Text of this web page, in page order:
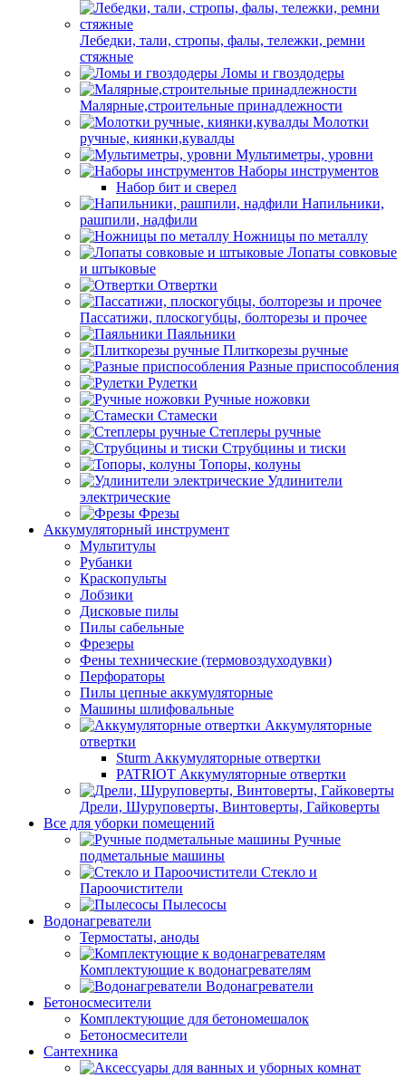
Лебедки, тали, стропы, фалы, тележки, ремни
стяжные
Ломы и гвоздодеры
Малярные,строительные принадлежности
Молотки
ручные, киянки,кувалды
Мультиметры, уровни
Наборы инструментов
Набор бит и сверел
Напильники,
рашпили, надфили
Ножницы по металлу
Лопаты совковые
и штыковые
Отвертки
Пассатижи, плоскогубцы, болторезы и прочее
Паяльники
Плиткорезы ручные
Разные приспособления
Рулетки
Ручные ножовки
Стамески
Степлеры ручные
Струбцины и тиски
Топоры, колуны
Удлинители
электрические
Фрезы
Аккумуляторный инструмент
Мультитулы
Рубанки
Краскопульты
Лобзики
Дисковые пилы
Пилы сабельные
Фрезеры
Фены технические (термовоздуходувки)
Перфораторы
Пилы цепные аккумуляторные
Машины шлифовальные
Аккумуляторные
отвертки
Sturm Аккумуляторные отвертки
PATRIOT Аккумуляторные отвертки
Дрели, Шуруповерты, Винтоверты, Гайковерты
Все для уборки помещений
Ручные
подметальные машины
Стекло и
Пароочистители
Пылесосы
Водонагреватели
Термостаты, аноды
Комплектующие к водонагревателям
Водонагреватели
Бетоносмесители
Комплектующие для бетономешалок
Бетоносмесители
Сантехника